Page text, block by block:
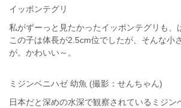
イッポンテグリ
私がずーっと見たかったイッポンテグリも、
この子は体長が2.5cm位でしたが、そんな小
が。かわいい～。
ミジンベニハゼ 幼魚 (撮影：せんちゃん)
日本だと深めの水深で観察されているミジン